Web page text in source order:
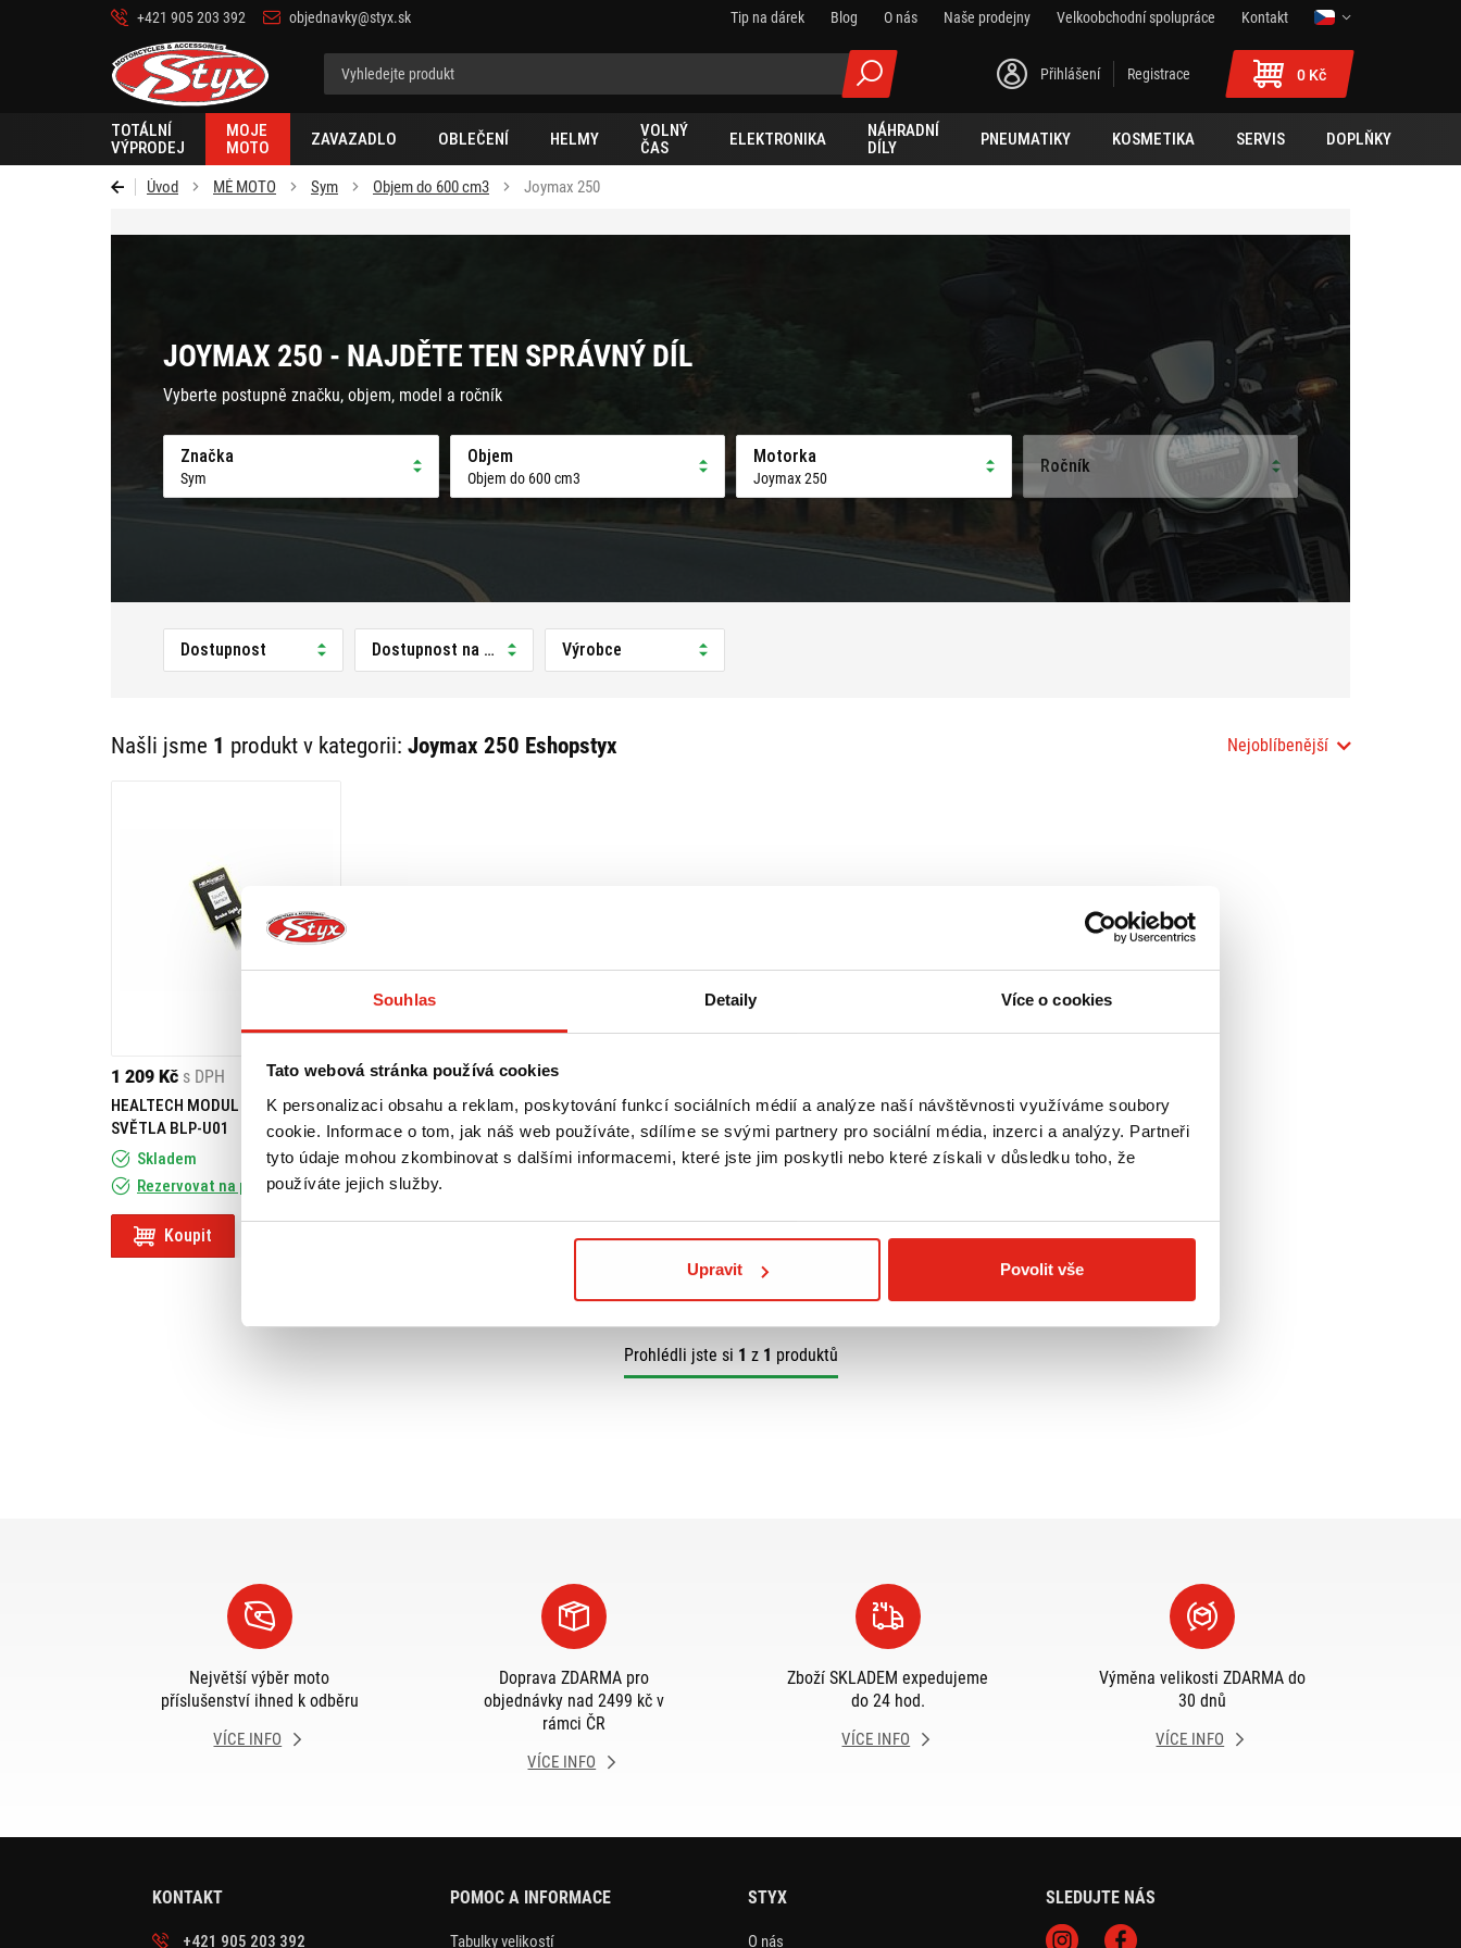
Souhlas Detaily Více o cookies
Tato webová stránka používá cookies
K personalizaci obsahu a reklam, poskytování funkcí sociálních médií a analýze naší návštěvnosti využíváme soubory
cookie. Informace o tom, jak náš web používáte, sdílíme se svými partnery pro sociální média, inzerci a analýzy. Partneři
tyto údaje mohou zkombinovat s dalšími informacemi, které jste jim poskytli nebo které získali v důsledku toho, že
používáte jejich služby.
Upravit Povolit vše
+421 905 203 392 objednavky@styx.sk Tip na dárek Blog O nás Naše prodejny Velkoobchodní spolupráce
Kontakt
Styx-
cz
Přihlášení Registrace 0 Kč
TOTÁLNÍ
VÝPRODEJ
MOJE
MOTO
ZAVAZADLO OBLEČENÍ HELMY
VOLNÝ
ČAS
ELEKTRONIKA
NÁHRADNÍ
DÍLY
PNEUMATIKY KOSMETIKA SERVIS DOPLŇKY
Úvod MÉ MOTO Sym Objem do 600 cm3 Joymax 250
JOYMAX 250 - NAJDĚTE TEN SPRÁVNÝ DÍL
Vyberte postupně značku, objem, model a ročník
Značka
Sym
Objem
Objem do 600 cm3
Motorka
Joymax 250
Ročník
Dostupnost Dostupnost na prodejně Výrobce
Našli jsme 1 produkt v kategorii: Joymax 250 Eshopstyx Nejoblíbenější
1 209 Kč s DPH
HEALTECH MODUL BRZDOVÉHO
SVĚTLA BLP-U01
Skladem
Rezervovat na prodejně
Koupit
Prohlédli jste si 1 z 1 produktů
Největší výběr moto
příslušenství ihned k odběru
VÍCE INFO
Doprava ZDARMA pro
objednávky nad 2499 kč v
rámci ČR
VÍCE INFO
Zboží SKLADEM expedujeme
do 24 hod.
VÍCE INFO
Výměna velikosti ZDARMA do
30 dnů
VÍCE INFO
KONTAKT
+421 905 203 392
POMOC A INFORMACE
Tabulky velikostí
STYX
O nás
SLEDUJTE NÁS